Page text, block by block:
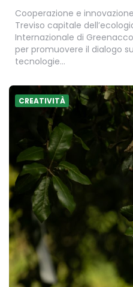
Cooperazione e
Treviso capitale
Internazionale di
per promuovere il dialogo
tecnologie…
CREATIVITÀ